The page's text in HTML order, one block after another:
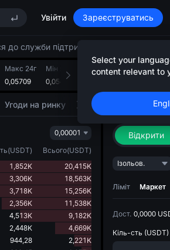
UNITREE STAR 10 серпня
на закінчення терміну
UNITREE STAR 10 серпня
на закінчення терміну
Увійти Зареєструватись
Select your
content relevant to
служби підтримки клієнтів.
Макс 24г
0,05709
Мін за 24г
0,05472
Обсяг 24г(2Z)
Угоди на ринку Рухи ринку
0,00001
(USDT) Всього(USDT)
1,852K
20,415K
3,306K
18,563K
3,718K
15,256K
2,356K
11,538K
4,513K
9,182K
2,448K
4,669K
944,28
2,221K
Відкрити
Ізольов.
Ліміт Маркет
Дост. 0,0000
Кіль-сть (USDT)